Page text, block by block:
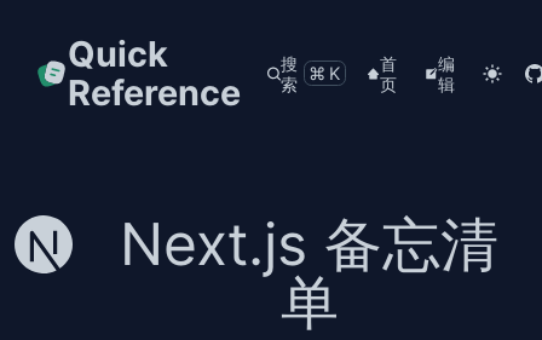
Quick
Reference
搜
索
⌘K
首
页
编
辑
Next.js 备忘清
单